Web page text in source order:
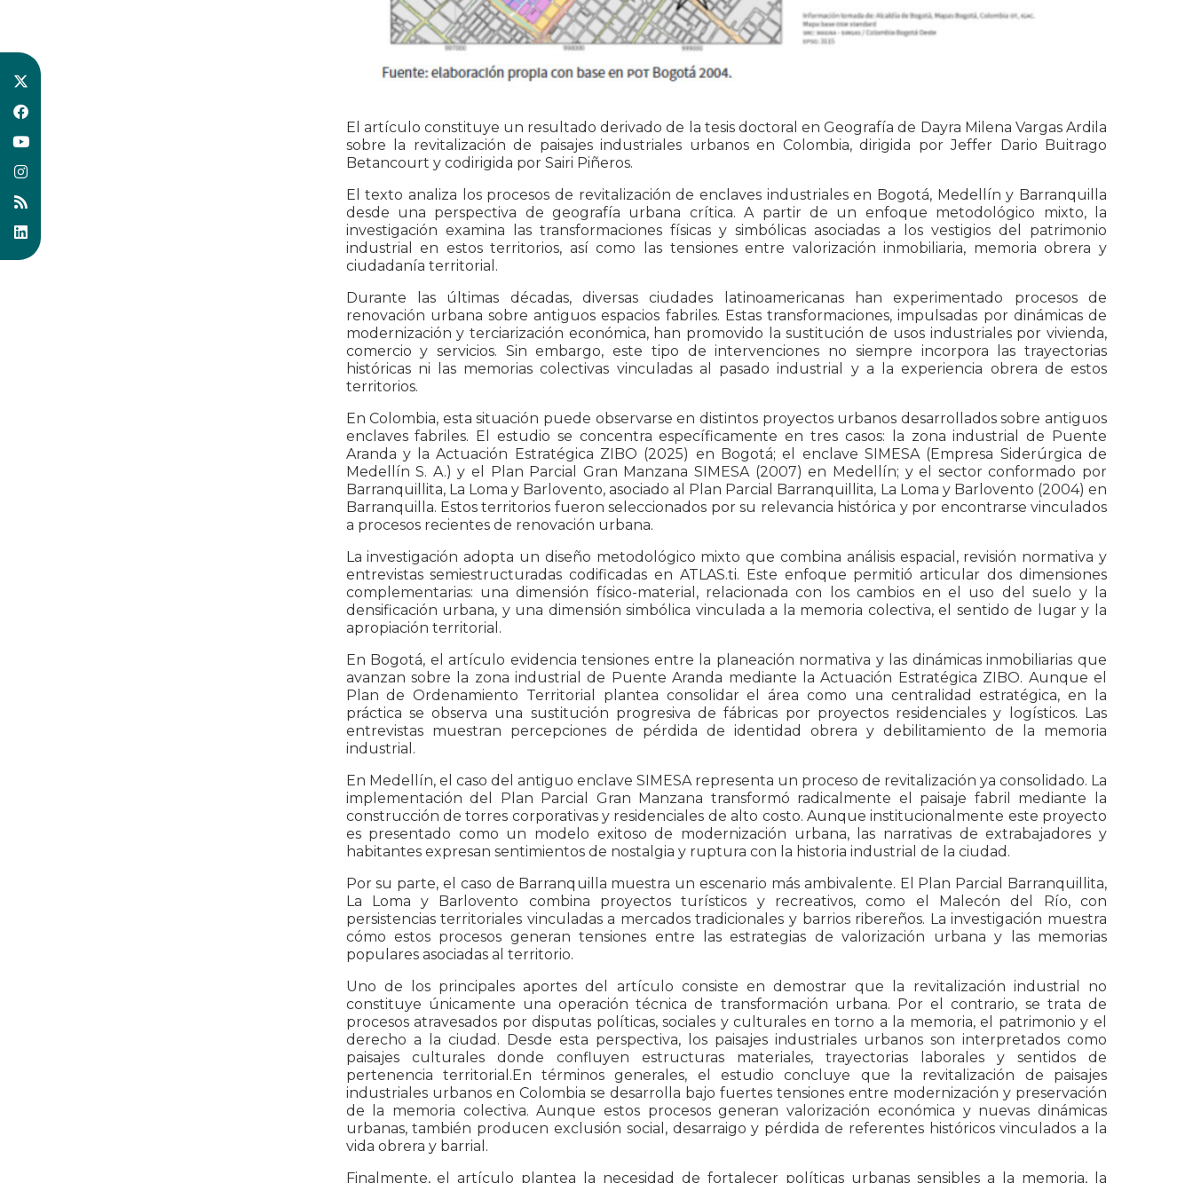
El artículo constituye un resultado derivado de la tesis doctoral en Geografía de Dayra Milena Vargas Ardila
sobre la revitalización de paisajes industriales urbanos en Colombia, dirigida por Jeffer Dario Buitrago
Betancourt y codirigida por Sairi Piñeros.
El texto analiza los procesos de revitalización de enclaves industriales en Bogotá, Medellín y Barranquilla
desde una perspectiva de geografía urbana crítica. A partir de un enfoque metodológico mixto, la
investigación examina las transformaciones físicas y simbólicas asociadas a los vestigios del patrimonio
industrial en estos territorios, así como las tensiones entre valorización inmobiliaria, memoria obrera y
ciudadanía territorial.
Durante las últimas décadas, diversas ciudades latinoamericanas han experimentado procesos de
renovación urbana sobre antiguos espacios fabriles. Estas transformaciones, impulsadas por dinámicas de
modernización y terciarización económica, han promovido la sustitución de usos industriales por vivienda,
comercio y servicios. Sin embargo, este tipo de intervenciones no siempre incorpora las trayectorias
históricas ni las memorias colectivas vinculadas al pasado industrial y a la experiencia obrera de estos
territorios.
En Colombia, esta situación puede observarse en distintos proyectos urbanos desarrollados sobre antiguos
enclaves fabriles. El estudio se concentra específicamente en tres casos: la zona industrial de Puente
Aranda y la Actuación Estratégica ZIBO (2025) en Bogotá; el enclave SIMESA (Empresa Siderúrgica de
Medellín S. A.) y el Plan Parcial Gran Manzana SIMESA (2007) en Medellín; y el sector conformado por
Barranquillita, La Loma y Barlovento, asociado al Plan Parcial Barranquillita, La Loma y Barlovento (2004) en
Barranquilla. Estos territorios fueron seleccionados por su relevancia histórica y por encontrarse vinculados
a procesos recientes de renovación urbana.
La investigación adopta un diseño metodológico mixto que combina análisis espacial, revisión normativa y
entrevistas semiestructuradas codificadas en ATLAS.ti. Este enfoque permitió articular dos dimensiones
complementarias: una dimensión físico-material, relacionada con los cambios en el uso del suelo y la
densificación urbana, y una dimensión simbólica vinculada a la memoria colectiva, el sentido de lugar y la
apropiación territorial.
En Bogotá, el artículo evidencia tensiones entre la planeación normativa y las dinámicas inmobiliarias que
avanzan sobre la zona industrial de Puente Aranda mediante la Actuación Estratégica ZIBO. Aunque el
Plan de Ordenamiento Territorial plantea consolidar el área como una centralidad estratégica, en la
práctica se observa una sustitución progresiva de fábricas por proyectos residenciales y logísticos. Las
entrevistas muestran percepciones de pérdida de identidad obrera y debilitamiento de la memoria
industrial.
En Medellín, el caso del antiguo enclave SIMESA representa un proceso de revitalización ya consolidado. La
implementación del Plan Parcial Gran Manzana transformó radicalmente el paisaje fabril mediante la
construcción de torres corporativas y residenciales de alto costo. Aunque institucionalmente este proyecto
es presentado como un modelo exitoso de modernización urbana, las narrativas de extrabajadores y
habitantes expresan sentimientos de nostalgia y ruptura con la historia industrial de la ciudad.
Por su parte, el caso de Barranquilla muestra un escenario más ambivalente. El Plan Parcial Barranquillita,
La Loma y Barlovento combina proyectos turísticos y recreativos, como el Malecón del Río, con
persistencias territoriales vinculadas a mercados tradicionales y barrios ribereños. La investigación muestra
cómo estos procesos generan tensiones entre las estrategias de valorización urbana y las memorias
populares asociadas al territorio.
Uno de los principales aportes del artículo consiste en demostrar que la revitalización industrial no
constituye únicamente una operación técnica de transformación urbana. Por el contrario, se trata de
procesos atravesados por disputas políticas, sociales y culturales en torno a la memoria, el patrimonio y el
derecho a la ciudad. Desde esta perspectiva, los paisajes industriales urbanos son interpretados como
paisajes culturales donde confluyen estructuras materiales, trayectorias laborales y sentidos de
pertenencia territorial.En términos generales, el estudio concluye que la revitalización de paisajes
industriales urbanos en Colombia se desarrolla bajo fuertes tensiones entre modernización y preservación
de la memoria colectiva. Aunque estos procesos generan valorización económica y nuevas dinámicas
urbanas, también producen exclusión social, desarraigo y pérdida de referentes históricos vinculados a la
vida obrera y barrial.
Finalmente, el artículo plantea la necesidad de fortalecer políticas urbanas sensibles a la memoria, la